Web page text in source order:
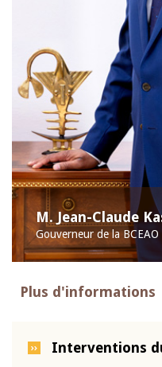
M. Jean-Claude
Gouverneur de la BCEAO
Plus d'informations
Interventions